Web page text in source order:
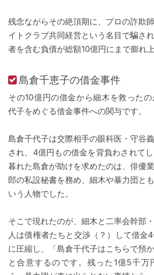
残念ながらその絶頂期に、プロの詐欺
イトクラブ共同経営という名目で騙さ
者を含む負債が総額10億円にまで膨れ上
島倉千恵子の借金事件
その10億円の借金から細木を救った
代子をめぐる借金事件への関与です。
島倉千代子は交際相手の眼科医・守谷
され、4億円もの借金を背負わされて
暮れた島倉が助けを求めたのは、俳優
郎の私設秘書を務め、細木や暴力団と
いう人物でした。
そこで現れたのが、細木と二率会幹部
人は債権者たちと交渉（？）して借金
に圧縮し、「島倉千代子はこちらで預
と合意するのです。残った1億5千万